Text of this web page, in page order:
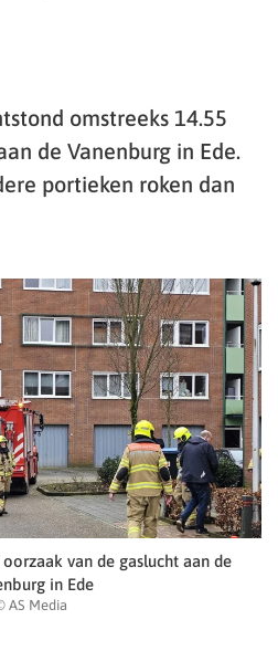
omstreeks 14.55
de Vanenburg in Ede.
portieken roken dan
van de gaslucht aan de
in Ede
AS Media